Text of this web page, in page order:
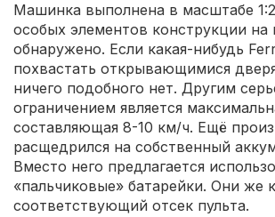
Машинка выполнена в масштабе
особых элементов конструкции на
обнаружено. Если какая-нибудь
похвастать открывающимися
ничего подобного нет. Другим
ограничением является
составляющая 8-10 км/ч. Ещё
расщедрился на собственный
Вместо него предлагается
«пальчиковые» батарейки. Они же
соответствующий отсек пульта.